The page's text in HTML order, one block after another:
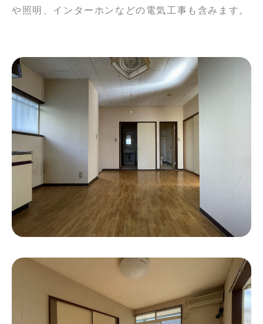
や照明、インターホンなどの電気工事も含みます。